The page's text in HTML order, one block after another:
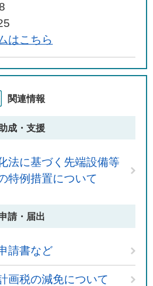
はこちら
関連情報
成・支援
法に基づく先端設備等
特例措置について
請・届出
請書など
画税の減免について